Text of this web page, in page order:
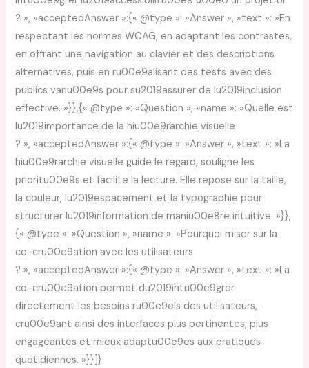
? », »acceptedAnswer »:{« @type »: »Answer », »text »: »En
respectant les normes WCAG, en adaptant les contrastes,
en offrant une navigation au clavier et des descriptions
alternatives, puis en ru00e9alisant des tests avec des
publics variu00e9s pour su2019assurer de lu2019inclusion
effective. »}},{« @type »: »Question », »name »: »Quelle est
lu2019importance de la hiu00e9rarchie visuelle
? », »acceptedAnswer »:{« @type »: »Answer », »text »: »La
hiu00e9rarchie visuelle guide le regard, souligne les
prioritu00e9s et facilite la lecture. Elle repose sur la taille,
la couleur, lu2019espacement et la typographie pour
structurer lu2019information de maniu00e8re intuitive. »}},
{« @type »: »Question », »name »: »Pourquoi miser sur la
co-cru00e9ation avec les utilisateurs
? », »acceptedAnswer »:{« @type »: »Answer », »text »: »La
co-cru00e9ation permet du2019intu00e9grer
directement les besoins ru00e9els des utilisateurs,
cru00e9ant ainsi des interfaces plus pertinentes, plus
engageantes et mieux adaptu00e9es aux pratiques
quotidiennes. »}}]}